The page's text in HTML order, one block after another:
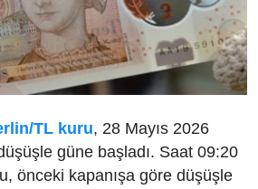
TL kuru, 28 Mayıs 2026
güne başladı. Saat 09:20
önceki kapanışa göre düşüşle